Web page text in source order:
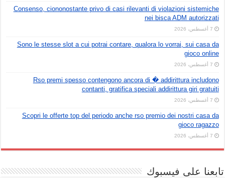
Consenso, ciononostante privo di casi rilevanti di violazioni sistemiche
nei bisca ADM autorizzati
7 أغسطس، 2026
Sono le stesse slot a cui potrai contare, qualora lo vorrai, sui casa da
gioco online
7 أغسطس، 2026
Rso premi spesso contengono ancora di � addirittura includono
contanti, gratifica speciali addirittura giri gratuiti
7 أغسطس، 2026
Scopri le offerte top del periodo anche rso premio dei nostri casa da
gioco ragazzo
7 أغسطس، 2026
تابعنا على فيسبوك